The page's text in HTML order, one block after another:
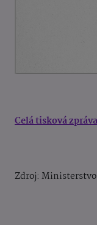
Celá tisková
Zdroj: Ministerstvo